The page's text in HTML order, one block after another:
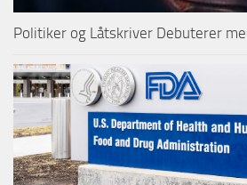
Politiker og Låtskriver Debuterer